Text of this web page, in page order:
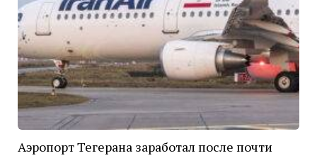
Аэропорт Тегерана заработал после почти